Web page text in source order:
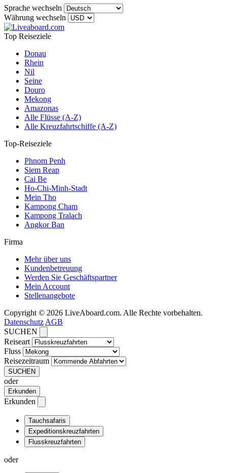
Sprache wechseln
Währung wechseln
Top Reiseziele
Donau
Rhein
Nil
Seine
Douro
Mekong
Amazonas
Alle Flüsse (A-Z)
Alle Kreuzfahrtschiffe (A-Z)
Top-Reiseziele
Phnom Penh
Siem Reap
Cai Be
Ho-Chi-Minh-Stadt
Mein Tho
Kampong Cham
Kampong Tralach
Angkor Ban
Firma
Mehr über uns
Kundenbetreuung
Werden Sie Geschäftspartner
Mein Account
Stellenangebote
Copyright © 2026 LiveAboard.com. Alle Rechte vorbehalten.
Datenschutz AGB
SUCHEN
Reiseart
Fluss
Reisezeitraum
SUCHEN
oder
Erkunden
Erkunden
Tauchsafaris
Expeditionskreuzfahrten
Flusskreuzfahrten
oder